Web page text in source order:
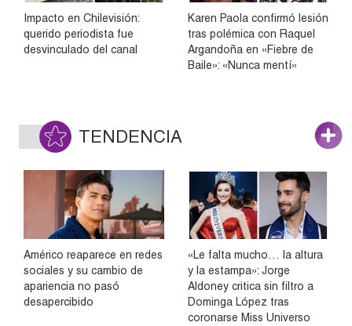
Impacto en Chilevisión:
querido periodista fue
desvinculado del canal
Karen Paola confirmó lesión
tras polémica con Raquel
Argandoña en «Fiebre de
Baile»: «Nunca mentí»
TENDENCIA
Américo reaparece en redes
sociales y su cambio de
apariencia no pasó
desapercibido
«Le falta mucho… la altura
y la estampa»: Jorge
Aldoney critica sin filtro a
Dominga López tras
coronarse Miss Universo